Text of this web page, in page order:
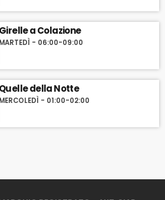
Girelle a Colazione
MARTEDÌ - 06:00-09:00
Quelle della Notte
MERCOLEDÌ - 01:00-02:00